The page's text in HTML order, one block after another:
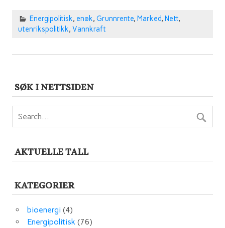
Energipolitisk, enøk, Grunnrente, Marked, Nett,
utenrikspolitikk, Vannkraft
SØK I NETTSIDEN
AKTUELLE TALL
KATEGORIER
bioenergi (4)
Energipolitisk (76)